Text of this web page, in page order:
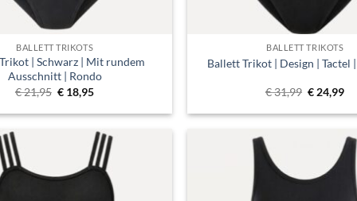
BALLETT TRIKOTS
| Schwarz | Mit rundem
Ausschnitt | Rondo
€21,95 Ursprünglicher
Preis
war:
€ 18,95Aktueller
ist:
BALLETT TRIKOTS
Ballett Trikot | Design | Tactel
€31,99
Preis
war:
€ 24,99
verlanglijst